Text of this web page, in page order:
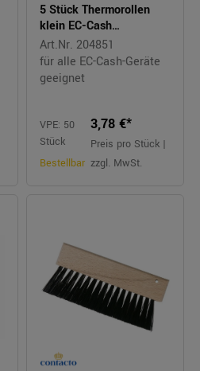
5 Stück Thermorollen
klein EC-Cash
57x35x12mm
Art.Nr. 204851
für alle EC-Cash-Geräte
geeignet
VPE: 50
Stück
Bestellbar
3,78 €*
Preis pro Stück |
zzgl. MwSt.